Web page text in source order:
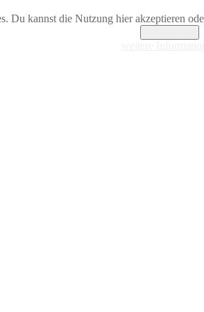
Du kannst die Nutzung hier akzeptieren